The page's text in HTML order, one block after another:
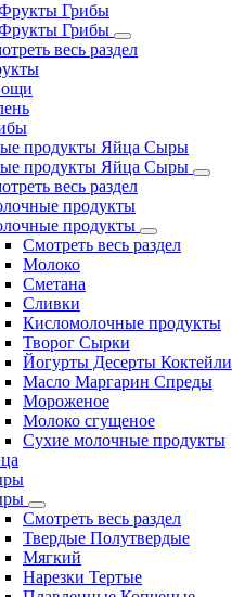
Грибы
Грибы
весь раздел
продукты Яйца Сыры
продукты Яйца Сыры
весь раздел
продукты
продукты
Смотреть весь раздел
Молоко
Сметана
Сливки
Кисломолочные продукты
Творог Сырки
Йогурты Десерты Коктейли
Масло Маргарин Спреды
Мороженое
Молоко сгущеное
Сухие молочные продукты
Смотреть весь раздел
Твердые Полутвердые
Мягкий
Нарезки Тертые